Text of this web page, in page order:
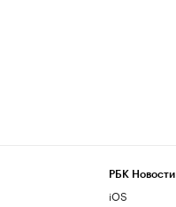
РБК Новости
iOS